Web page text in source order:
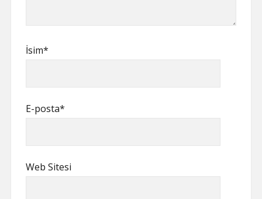
İsim*
E-posta*
Web Sitesi